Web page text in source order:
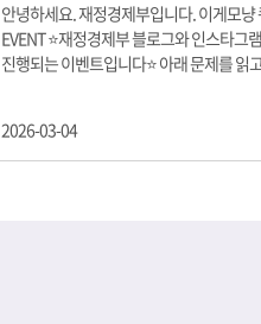
안녕하세요. 재정경제부입니다. 이게모냥
EVENT ⭐재정경제부 블로그와 인스타그
진행되는 이벤트입니다⭐ 아래 문제를 읽
자용 국채를 3월에는 전월보다 발행규모를
억원 확대합니다. 2026년 3월에 발행 예
2026-03-04